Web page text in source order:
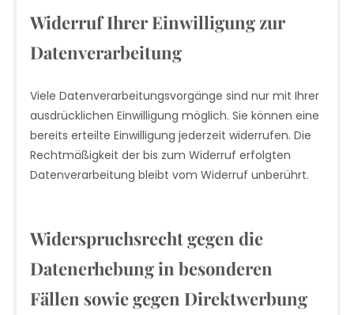
Widerruf Ihrer Einwilligung zur
Datenverarbeitung
Viele Datenverarbeitungsvorgänge sind nur mit Ihrer
ausdrücklichen Einwilligung möglich. Sie können eine
bereits erteilte Einwilligung jederzeit widerrufen. Die
Rechtmäßigkeit der bis zum Widerruf erfolgten
Datenverarbeitung bleibt vom Widerruf unberührt.
Widerspruchsrecht gegen die
Datenerhebung in besonderen
Fällen sowie gegen Direktwerbung